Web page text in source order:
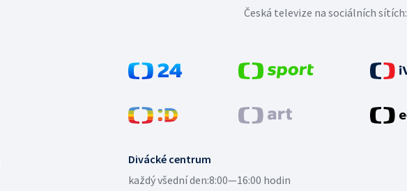
Divácké centrum
každý všední den:8:00—16:00 hodin
Česká televize na sociálních sítích: